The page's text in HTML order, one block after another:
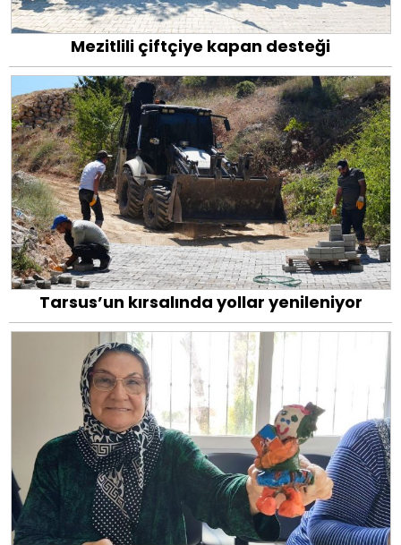
Mezitlili çiftçiye kapan desteği
Tarsus’un kırsalında yollar yenileniyor